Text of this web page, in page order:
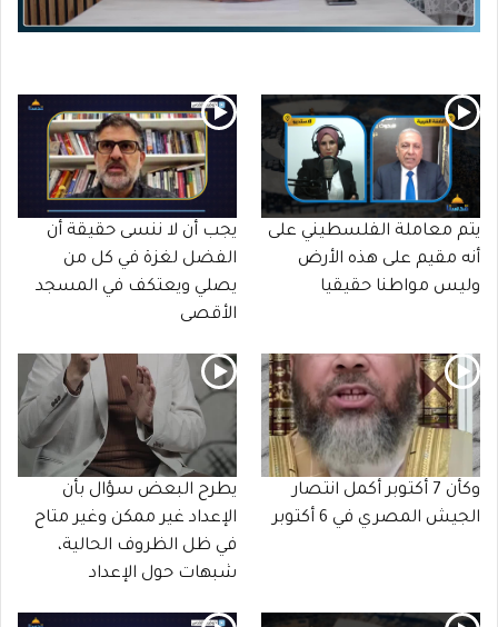
يتم معاملة الفلسطيني على
أنه مقيم على هذه الأرض
وليس مواطنا حقيقيا
يجب أن لا ننسى حقيقة أن
الفضل لغزة في كل من
يصلي ويعتكف في المسجد
الأقصى
وكأن 7 أكتوبر أكمل انتصار
الجيش المصري في 6 أكتوبر
يطرح البعض سؤال بأن
الإعداد غير ممكن وغير متاح
في ظل الظروف الحالية،
شبهات حول الإعداد